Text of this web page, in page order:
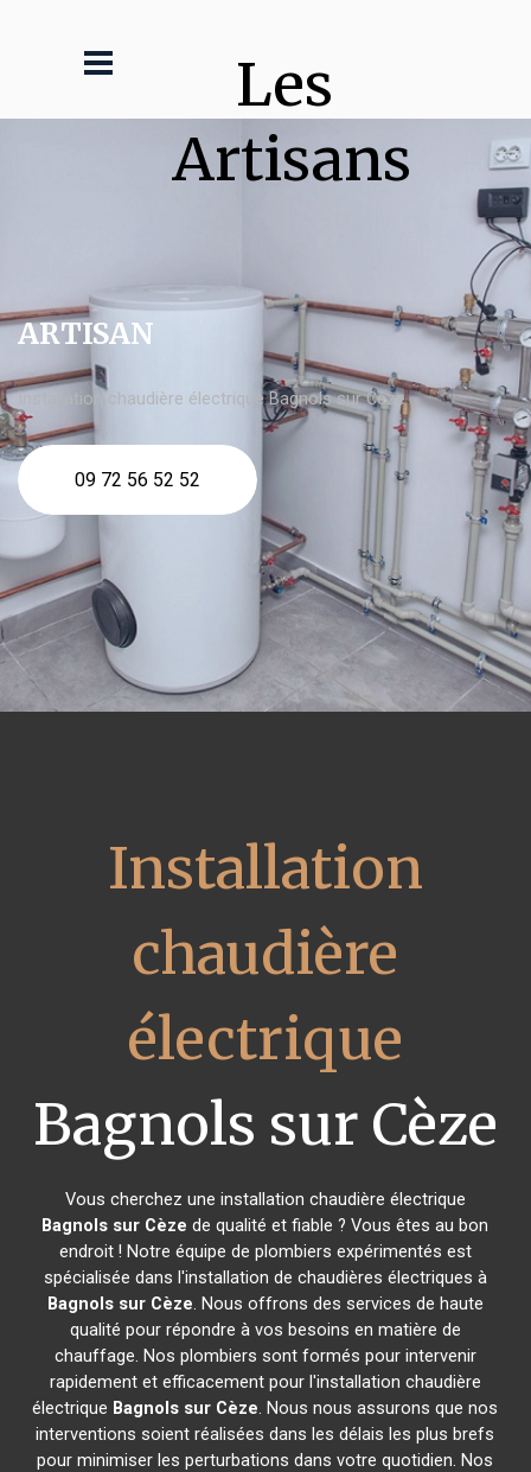
Les
Artisans
ARTISAN
Installation chaudière électrique Bagnols sur Cèze
09 72 56 52 52
Installation
chaudière
électrique
Bagnols sur Cèze
Vous cherchez une installation chaudière électrique
Bagnols sur Cèze de qualité et fiable ? Vous êtes au bon
endroit ! Notre équipe de plombiers expérimentés est
spécialisée dans l'installation de chaudières électriques à
Bagnols sur Cèze. Nous offrons des services de haute
qualité pour répondre à vos besoins en matière de
chauffage. Nos plombiers sont formés pour intervenir
rapidement et efficacement pour l'installation chaudière
électrique Bagnols sur Cèze. Nous nous assurons que nos
interventions soient réalisées dans les délais les plus brefs
pour minimiser les perturbations dans votre quotidien. Nos